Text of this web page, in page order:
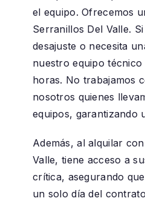
el equipo. Ofrecemos
Serranillos Del Valle.
desajuste o necesita
nuestro equipo
horas. No trabajamos
nosotros quienes
equipos, garantizando
Además, al alquilar
Valle, tiene acceso a
crítica, asegurando
un solo día del